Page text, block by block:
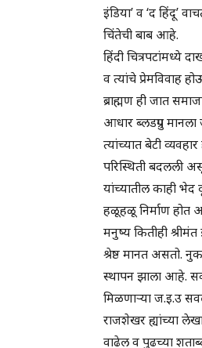
इंडिया’ व ‘द हिंदू’
चिंतेची बाब आहे.
हिंदी चित्रपटांमध्ये
व त्यांचे प्रेमविवाह
ब्राह्मण ही जात
आधार ब्लडग्रुप
त्यांच्यात बेटी
परिस्थिती बदलली
यांच्यातील काही
हळूहळू निर्माण होत
मनुष्य कितीही
श्रेष्ठ मानत असतो.
स्थापन झाला आहे.
मिळणाऱ्या ज.इ.उ
राजशेखर ह्यांच्या
वाढेल व पुढच्या